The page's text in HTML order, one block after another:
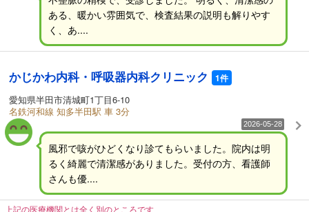
ある、暖かい雰囲気で、検査結果の説明も解りやす
く、あ....
かじかわ内科・呼吸器内科クリニック 1件
愛知県半田市清城町1丁目6-10
名鉄河和線 知多半田駅 車 3分
2026-05-28
風邪で咳がひどくなり診てもらいました。院内は明
るく綺麗で清潔感がありました。受付の方、看護師
さんも優....
上記の医療機関とは全く別のところです